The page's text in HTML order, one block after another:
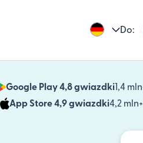
Do:
Google Play 4,8 gwiazdki1,4
App Store 4,9 gwiazdki4,2